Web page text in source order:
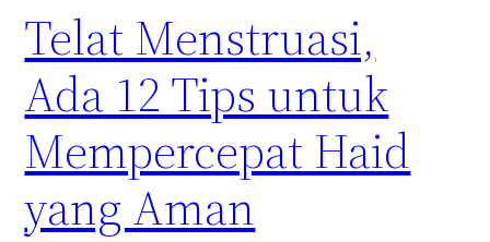
Telat Menstruasi,
Ada 12 Tips untuk
Mempercepat Haid
yang Aman